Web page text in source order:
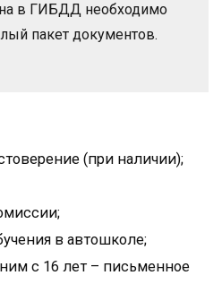
в ГИБДД необходимо
пакет документов.
(при наличии);
в автошколе;
с 16 лет – письменное